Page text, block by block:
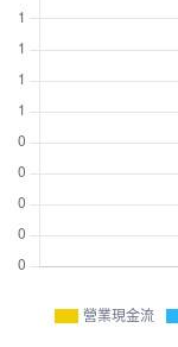
營業現金流